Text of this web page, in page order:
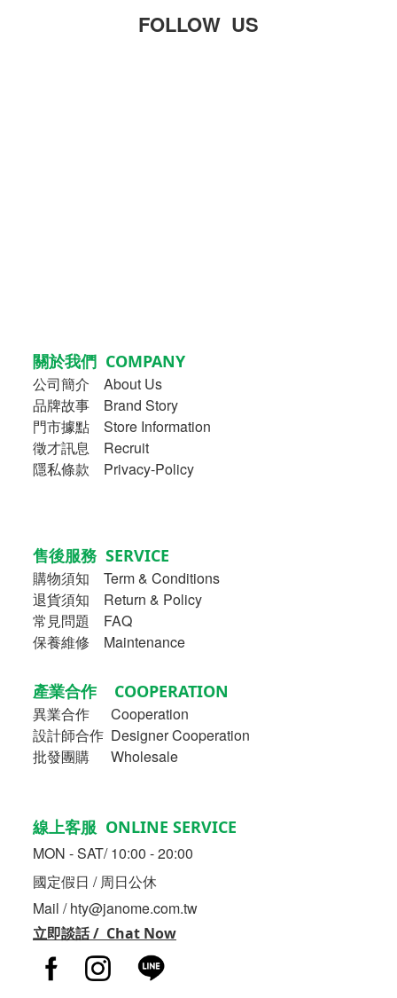
FOLLOW US
關於我們 COMPANY
公司簡介
About Us
品牌故事
Brand Story
門市據點 Store Information
徵才訊息 Recruit
隱私條款 Privacy-Policy
售後服務 SERVICE
購物須知
Term & Conditions
退貨須知 Return & Policy
常見問題 FAQ
保養維修 Maintenance
產業合作 COOPERATION
異業合作
Cooperation
設計師合作 Designer Cooperation
批發團購 Wholesale
線上客服 ONLINE SERVICE
MON - SAT/ 10:00 - 20:00
國定假日 / 周日公休
Mail / hty@janome.com.tw
立即談話 / Chat Now